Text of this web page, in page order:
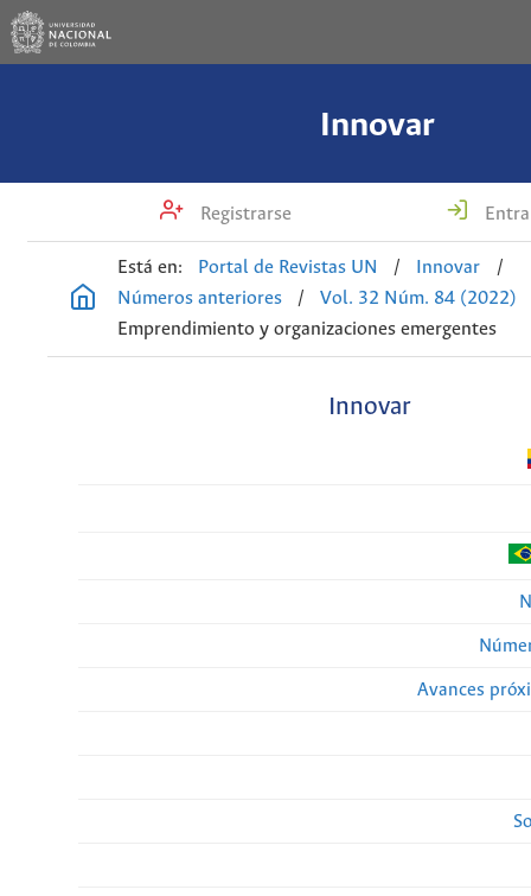
Innovar
Registrarse
Está en: Portal de Revistas UN / Innovar
/
Números anteriores
/
Vol. 32 Núm. 84 (2022)
Emprendimiento y organizaciones emergentes
Innovar
Avances